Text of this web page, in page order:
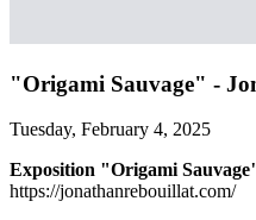
"Origami Sauvage" -
Tuesday, February 4, 2025
Exposition "Origami
https://jonathanrebouillat.com/